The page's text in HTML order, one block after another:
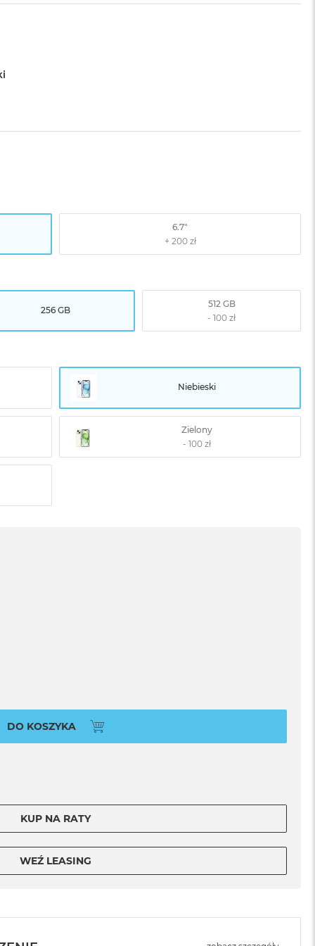
6.7"
256 GB
512 GB
Niebieski
Zielony
DO KOSZYKA
KUP NA RATY
WEŹ LEASING